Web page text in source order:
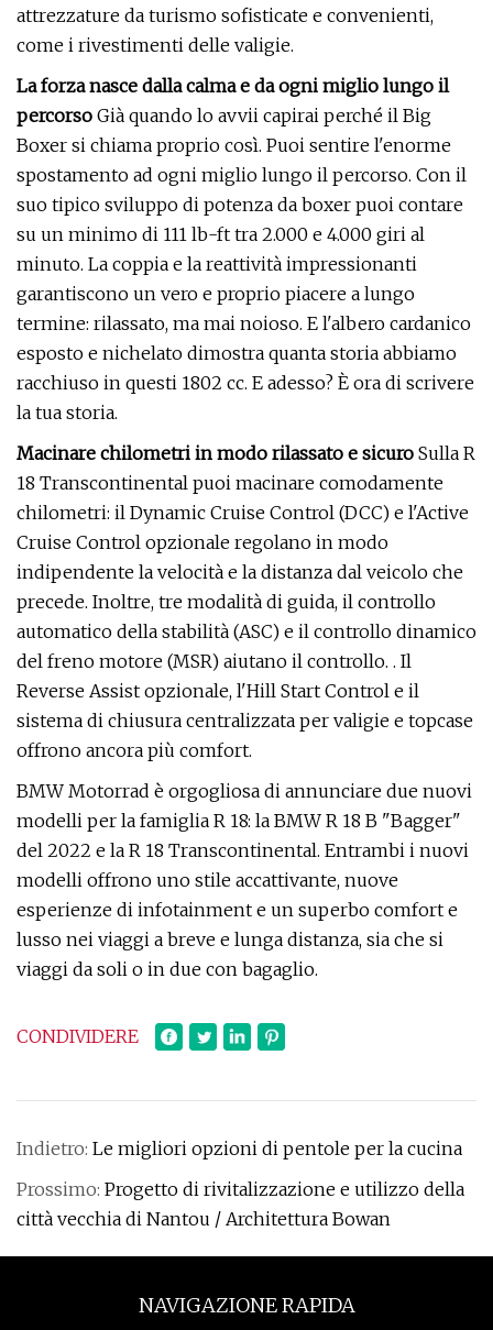
attrezzature da turismo sofisticate e convenienti,
come i rivestimenti delle valigie.
La forza nasce dalla calma e da ogni miglio lungo il
percorso Già quando lo avvii capirai perché il Big
Boxer si chiama proprio così. Puoi sentire l'enorme
spostamento ad ogni miglio lungo il percorso. Con il
suo tipico sviluppo di potenza da boxer puoi contare
su un minimo di 111 lb-ft tra 2.000 e 4.000 giri al
minuto. La coppia e la reattività impressionanti
garantiscono un vero e proprio piacere a lungo
termine: rilassato, ma mai noioso. E l'albero cardanico
esposto e nichelato dimostra quanta storia abbiamo
racchiuso in questi 1802 cc. E adesso? È ora di scrivere
la tua storia.
Macinare chilometri in modo rilassato e sicuro Sulla R
18 Transcontinental puoi macinare comodamente
chilometri: il Dynamic Cruise Control (DCC) e l'Active
Cruise Control opzionale regolano in modo
indipendente la velocità e la distanza dal veicolo che
precede. Inoltre, tre modalità di guida, il controllo
automatico della stabilità (ASC) e il controllo dinamico
del freno motore (MSR) aiutano il controllo. . Il
Reverse Assist opzionale, l'Hill Start Control e il
sistema di chiusura centralizzata per valigie e topcase
offrono ancora più comfort.
BMW Motorrad è orgogliosa di annunciare due nuovi
modelli per la famiglia R 18: la BMW R 18 B "Bagger"
del 2022 e la R 18 Transcontinental. Entrambi i nuovi
modelli offrono uno stile accattivante, nuove
esperienze di infotainment e un superbo comfort e
lusso nei viaggi a breve e lunga distanza, sia che si
viaggi da soli o in due con bagaglio.
CONDIVIDERE
Indietro: Le migliori opzioni di pentole per la cucina
Prossimo: Progetto di rivitalizzazione e utilizzo della
città vecchia di Nantou / Architettura Bowan
NAVIGAZIONE RAPIDA